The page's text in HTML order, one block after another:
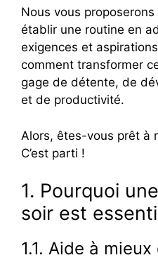
Nous vous
établir une routine en
exigences et
comment transformer
gage de détente, de
et de productivité.
Alors, êtes-vous prêt à
C’est parti !
1. Pourquoi
soir est
1.1. Aide à